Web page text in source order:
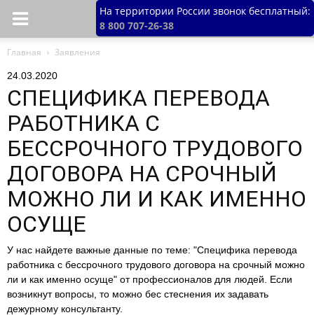
На территории России звонок бесплатный:
8 800 707-26-38
Главная Заявления
24.03.2020
СПЕЦИФИКА ПЕРЕВОДА
РАБОТНИКА С
БЕССРОЧНОГО ТРУДОВОГО
ДОГОВОРА НА СРОЧНЫЙ
МОЖНО ЛИ И КАК ИМЕННО
ОСУЩЕ
У нас найдете важные данные по теме: "Специфика перевода
работника с бессрочного трудового договора на срочный можно
ли и как именно осуще" от профессионалов для людей. Если
возникнут вопросы, то можно бес стеснения их задавать
дежурному консультанту.